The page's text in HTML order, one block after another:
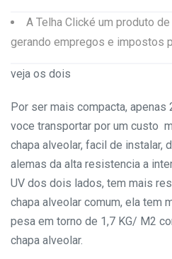
A Telha Clické um produto
gerando empregos e impostos
veja os dois
Por ser mais compacta, apenas
voce transportar por um custo
chapa alveolar, facil de instalar,
alemas da alta resistencia a
UV dos dois lados, tem mais
chapa alveolar comum, ela tem
pesa em torno de 1,7 KG/ M2
chapa alveolar.